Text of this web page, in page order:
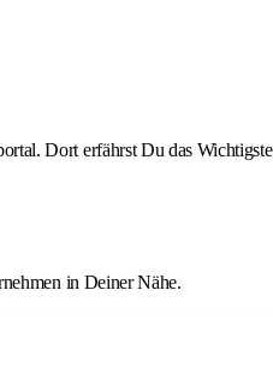
Dort erfährst Du das Wichtigste
in Deiner Nähe.